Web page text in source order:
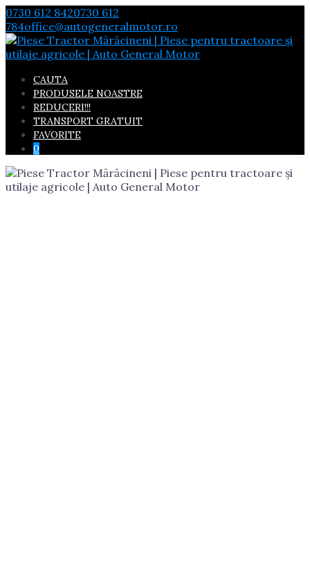
Skip
to
content
0730 612 8420730 612
784office@autogeneralmotor.ro
CAUTA
PRODUSELE NOASTRE
REDUCERI!!!
TRANSPORT GRATUIT
FAVORITE
0